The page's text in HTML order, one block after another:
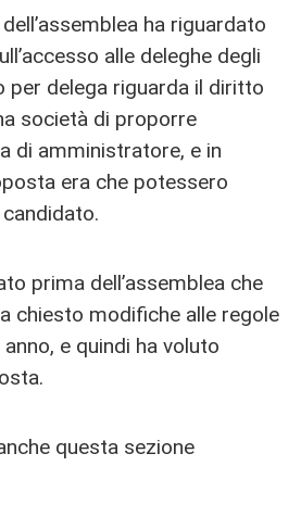
ha riguardato
alle deleghe degli
per delega riguarda il diritto
società di proporre
di amministratore, e in
era che potessero
prima dell’assemblea che
chiesto modifiche alle regole
e quindi ha voluto
questa sezione